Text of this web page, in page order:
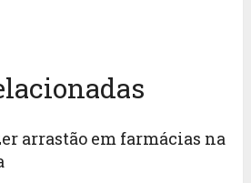
arrastão em farmácias na